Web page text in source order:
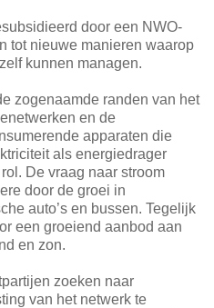
door een NWO-
tot nieuwe manieren waarop
kunnen managen.
zogenaamde randen van het
en de
apparaten die
als energiedrager
De vraag naar stroom
door de groei in
auto’s en bussen. Tegelijk
een groeiend aanbod aan
en zon.
zoeken naar
van het netwerk te